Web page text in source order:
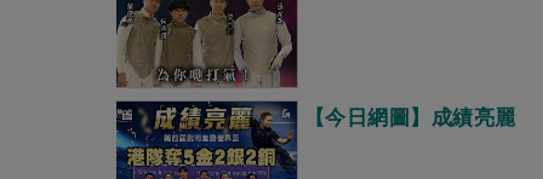
【今日網圖】成績亮麗